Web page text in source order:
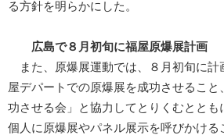
る方針を明らかにした。
広島で８月初旬に福屋原爆展計画
また、原爆展運動では、８月初旬に計
屋デパートでの原爆展を成功させるこ
功させる会」と協力してとりくむととも
個人に原爆展やパネル展示を呼びかける